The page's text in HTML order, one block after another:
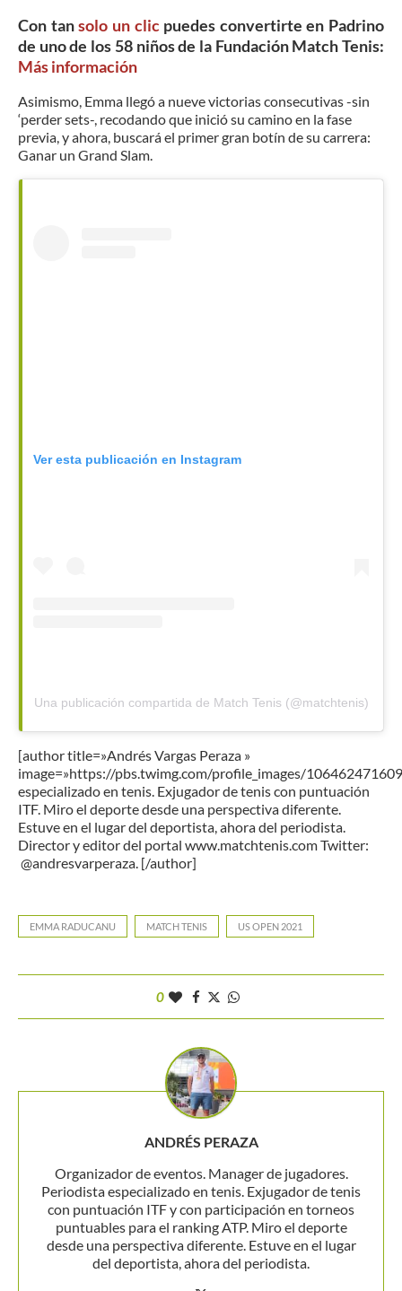
Con tansolo un clicpuedes convertirte en Padrino
de uno de los 58 niños de la Fundación Match Tenis:
Más información
Asimismo, Emma llegó a nueve victorias consecutivas -sin
‘perder sets-, recodando que inició su camino en la fase
previa, y ahora, buscará el primer gran botín de su carrera:
Ganar un Grand Slam.
Ver esta publicación en Instagram
Una publicación compartida de Match Tenis (@matchtenis)
[author title=»Andrés Vargas Peraza »
image=»https://pbs.twimg.com/profile_images/
especializado en tenis. Exjugador de tenis con puntuación
ITF. Miro el deporte desde una perspectiva diferente.
Estuve en el lugar del deportista, ahora del periodista.
Director y editor del portal www.matchtenis.com Twitter:
@andresvarperaza. [/author]
EMMA RADUCANU MATCH TENIS US OPEN 2021
0
ANDRÉS PERAZA
Organizador de eventos. Manager de jugadores.
Periodista especializado en tenis. Exjugador de tenis
con puntuación ITF y con participación en torneos
puntuables para el ranking ATP. Miro el deporte
desde una perspectiva diferente. Estuve en el lugar
del deportista, ahora del periodista.